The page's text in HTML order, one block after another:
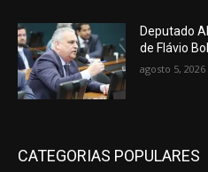
Deputado
de Flávio
agosto 5, 2026
CATEGORIAS POPULARES